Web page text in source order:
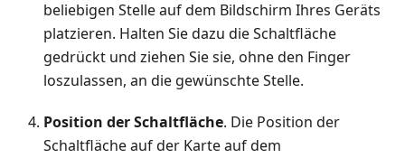
beliebigen Stelle auf dem Bildschirm Ihres Geräts
platzieren. Halten Sie dazu die Schaltfläche
gedrückt und ziehen Sie sie, ohne den Finger
loszulassen, an die gewünschte Stelle.
Position der Schaltfläche. Die Position der
Schaltfläche auf der Karte auf dem